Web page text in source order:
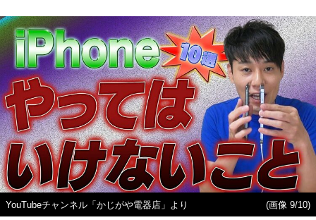
YouTubeチャンネル「かじがや電器店」より (画像 9/10)